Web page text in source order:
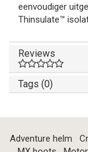
eenvoudiger
Thinsulate™
Reviews
Tags (0)
Adventure helm